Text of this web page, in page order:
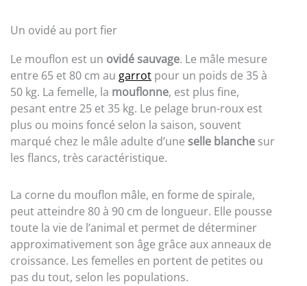
Un ovidé au port fier
Le mouflon est un ovidé sauvage. Le mâle mesure
entre 65 et 80 cm au garrot pour un poids de 35 à
50 kg. La femelle, la mouflonne, est plus fine,
pesant entre 25 et 35 kg. Le pelage brun-roux est
plus ou moins foncé selon la saison, souvent
marqué chez le mâle adulte d’une selle blanche sur
les flancs, très caractéristique.
La corne du mouflon mâle, en forme de spirale,
peut atteindre 80 à 90 cm de longueur. Elle pousse
toute la vie de l’animal et permet de déterminer
approximativement son âge grâce aux anneaux de
croissance. Les femelles en portent de petites ou
pas du tout, selon les populations.